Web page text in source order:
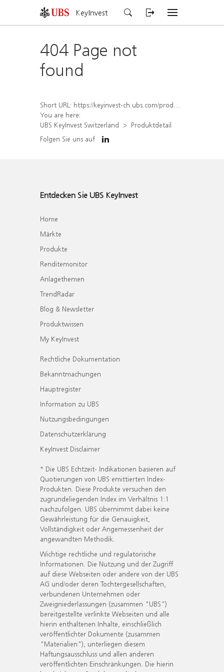
KeyInvest
404 Page not
found
Short URL: https://keyinvest-ch.ubs.com/produkt/detail/index/isin/CH1573369449
You are here:
UBS KeyInvest Switzerland
Produktdetail
Folgen Sie uns auf
Entdecken Sie UBS KeyInvest
Home
Märkte
Produkte
Renditemonitor
Anlagethemen
TrendRadar
Blog & Newsletter
Produktwissen
My KeyInvest
Rechtliche Dokumentation
Bekanntmachungen
Hauptregister
Information zu UBS
Nutzungsbedingungen
Datenschutzerklärung
KeyInvest Disclaimer
* Die UBS Echtzeit- Indikationen basieren auf
Quotierungen von UBS emittierten Index-
Produkten. Diese Produkte versuchen den
zugrundeliegenden Index im Verhältnis 1:1
nachzufolgen. UBS übernimmt dabei keine
Gewährleistung für die Genauigkeit,
Vollständigkeit oder Angemessenheit der
angewandten Methodik.
Wichtige rechtliche und regulatorische
Informationen. Die Nutzung und der Zugriff
auf diese Webseiten oder andere von der UBS
AG und/oder deren Tochtergesellschaften,
verbundenen Unternehmen oder
Zweigniederlassungen (zusammen "UBS")
bereitgestellte verlinkte Webseiten und alle
hierin enthaltenen Inhalte, einschließlich
veröffentlichter Dokumente (zusammen
"Materialien"), unterliegen diesem
Haftungsausschluss und allen anderen
veröffentlichten Einschränkungen. Die hierin